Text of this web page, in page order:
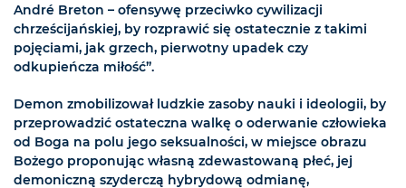
André Breton – ofensywę przeciwko cywilizacji
chrześcijańskiej, by rozprawić się ostatecznie z takimi
pojęciami, jak grzech, pierwotny upadek czy
odkupieńcza miłość”.
Demon zmobilizował ludzkie zasoby nauki i ideologii, by
przeprowadzić ostateczna walkę o oderwanie człowieka
od Boga na polu jego seksualności, w miejsce obrazu
Bożego proponując własną zdewastowaną płeć, jej
demoniczną szyderczą hybrydową odmianę,